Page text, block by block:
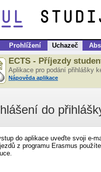
Prohlížení Uchazeč
ECTS - Příjezdy
Aplikace pro podání přihlášky
Nápověda aplikace
do
do aplikace uveďte svoji e-
z programu Erasmus